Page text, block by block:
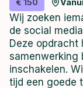
€ 150
Wij zoeken
de social
Deze opdracht
samenwerking
inschakelen.
tijd een goede